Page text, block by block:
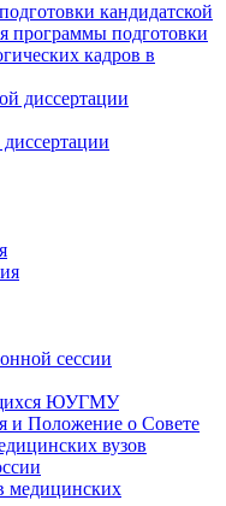
кандидатской
программы подготовки
кадров в
диссертации
сессии
ЮУГМУ
и Положение о Совете
вузов
медицинских